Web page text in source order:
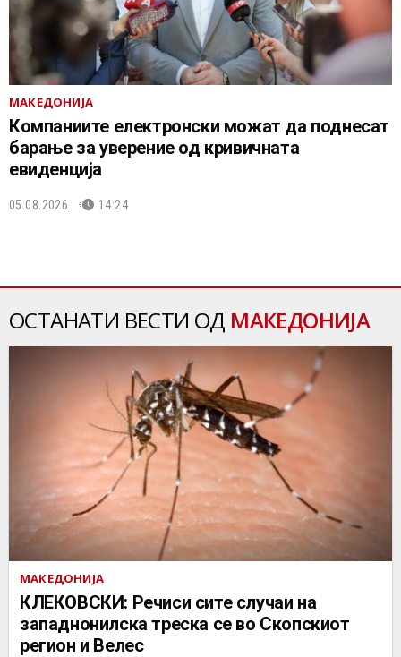
МАКЕДОНИЈА
Компаниите електронски можат да поднесат
барање за уверение од кривичната
евиденција
05.08.2026. 14:24
ОСТАНАТИ ВЕСТИ ОД МАКЕДОНИЈА
МАКЕДОНИЈА
КЛЕКОВСКИ: Речиси сите случаи на
западнонилска треска се во Скопскиот
регион и Велес